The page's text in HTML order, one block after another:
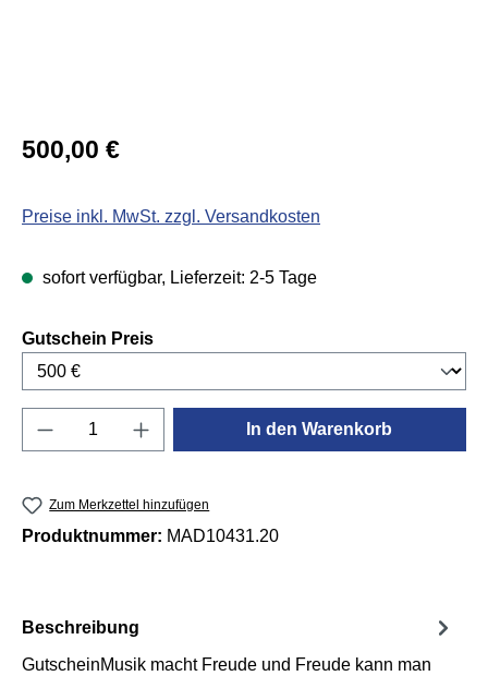
Regulärer Preis:
500,00 €
Preise inkl. MwSt. zzgl. Versandkosten
sofort verfügbar, Lieferzeit: 2-5 Tage
Gutschein Preisauswählen
Produkt Anzahl: Gib den gewünschten
In den Warenkorb
Zum Merkzettel hinzufügen
Produktnummer: MAD10431.20
Beschreibung
GutscheinMusik macht Freude und Freude kann man